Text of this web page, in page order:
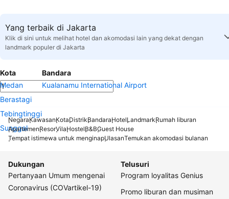
Yang terbaik di Jakarta
Klik di sini untuk melihat hotel dan akomodasi lain yang dekat dengan
landmark populer di Jakarta
Kota
Medan
Berastagi
Tebingtinggi
Sunggal
Bandara
Kualanamu International Airport
NegaraKawasanKotaDistrikBandaraHotelLandmarkRumah liburan
ApartemenResorVilaHostelB&BGuest House
Tempat istimewa untuk menginapUlasanTemukan akomodasi bulanan
Dukungan
Pertanyaan Umum mengenai
Coronavirus (COVartikel-19)
Telusuri
Program loyalitas Genius
Promo liburan dan musiman